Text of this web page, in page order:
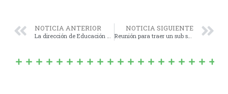
NOTICIA ANTERIOR
La dirección de Educación de la municipalidad de Navarro informa las fechas de inscripciones obligatorias para los exámenes finales presenciales
NOTICIA SIGUIENTE
Reunión para traer un sub sede de la Universidad de Belgrano a Navarro.